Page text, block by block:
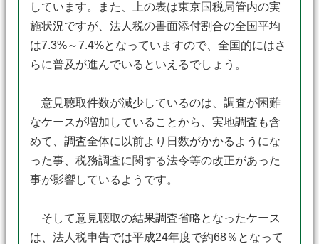
しています。また、上の表は東京国税局管内の実
施状況ですが、法人税の書面添付割合の全国平均
は7.3%～7.4%となっていますので、全国的にはさ
らに普及が進んでいるといえるでしょう。
意見聴取件数が減少しているのは、調査が困難
なケースが増加していることから、実地調査も含
めて、調査全体に以前より日数がかかるようにな
った事、税務調査に関する法令等の改正があった
事が影響しているようです。
そして意見聴取の結果調査省略となったケース
は、法人税申告では平成24年度で約68％となって